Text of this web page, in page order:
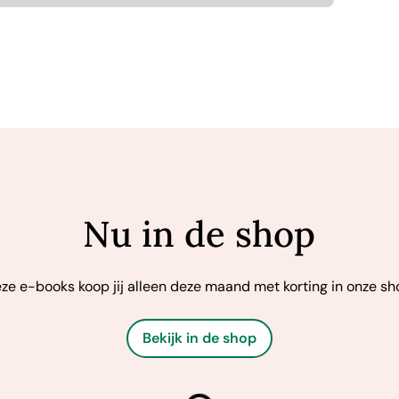
Nu in de shop
e-books koop jij alleen deze maand met korting in onze
Bekijk in de shop